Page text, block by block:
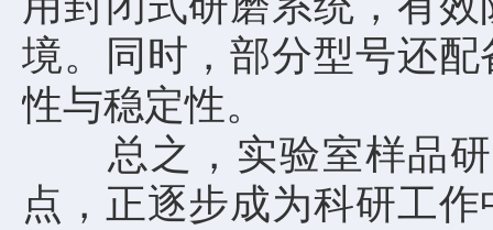
境。同时，部分型号还
性与稳定性。
总之，实验室样品研
点，正逐步成为科研工